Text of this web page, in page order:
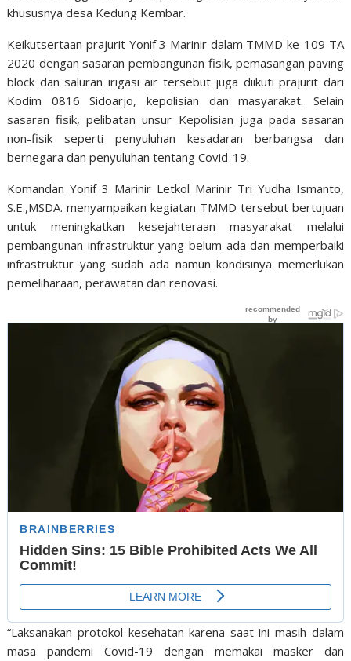
khususnya desa Kedung Kembar.
Keikutsertaan prajurit Yonif 3 Marinir dalam TMMD ke-109 TA
2020 dengan sasaran pembangunan fisik, pemasangan paving
block dan saluran irigasi air tersebut juga diikuti prajurit dari
Kodim 0816 Sidoarjo, kepolisian dan masyarakat. Selain
sasaran fisik, pelibatan unsur Kepolisian juga pada sasaran
non-fisik seperti penyuluhan kesadaran berbangsa dan
bernegara dan penyuluhan tentang Covid-19.
Komandan Yonif 3 Marinir Letkol Marinir Tri Yudha Ismanto,
S.E.,MSDA. menyampaikan kegiatan TMMD tersebut bertujuan
untuk meningkatkan kesejahteraan masyarakat melalui
pembangunan infrastruktur yang belum ada dan memperbaiki
infrastruktur yang sudah ada namun kondisinya memerlukan
pemeliharaan, perawatan dan renovasi.
“Laksanakan protokol kesehatan karena saat ini masih dalam
masa pandemi Covid-19 dengan memakai masker dan